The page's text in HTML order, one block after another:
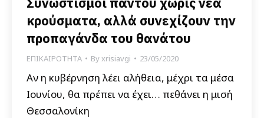
κρούσματα, αλλά συνεχίζουν την
προπαγάνδα του θανάτου
ΕΠΙΚΑΙΡΟΤΗΤΑ Byxrisiavgi 23/05/2020
Αν η κυβέρνηση λέει αλήθεια, μέχρι τα μέσα
Ιουνίου, θα πρέπει να έχει… πεθάνει η μισή
Θεσσαλονίκη